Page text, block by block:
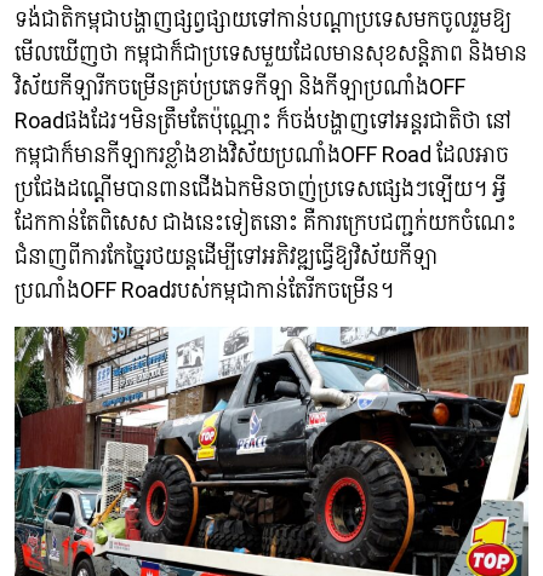
ទង់ជាតិកម្ពុជាបង្ហាញផ្សព្វផ្សាយទៅកាន់បណ្តាប្រទេសមកចូលរួមឱ្យ
មើលឃើញថា កម្ពុជាក៏ជាប្រទេសមួយដែលមានសុខសន្តិភាព និងមាន
វិស័យកីឡារីកចម្រើនគ្រប់ប្រភេទកីឡា និងកីឡាប្រណាំងOFF
Roadផងដែរ។មិនត្រឹមតែប៉ុណ្ណោះ ក៏ចង់បង្ហាញទៅអន្តរជាតិថា នៅ
កម្ពុជាក៏មានកីឡាករខ្លាំងខាងវិស័យប្រណាំងOFF Road ដែលអាច
ប្រជែងដណ្តើមបានពានជើងឯកមិនចាញ់ប្រទេសផ្សេងៗឡើយ។ អ្វី
ដែកកាន់តែពិសេស ជាងនេះទៀតនោះ គឺការក្រេបជញ្ជក់យកចំណេះ
ជំនាញពីការកែច្នៃរថយន្តដើម្បីទៅអភិវឌ្ឍធ្វើឱ្យវិស័យកីឡា
ប្រណាំងOFF Roadរបស់កម្ពុជាកាន់តែរីកចម្រើន។